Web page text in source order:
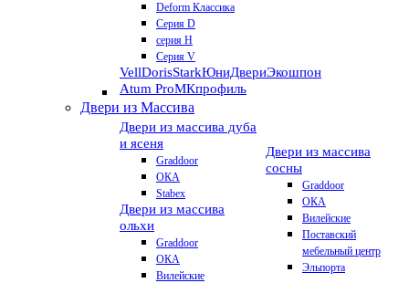
Deform Классика
Серия D
серия H
Серия V
VellDorisStarkЮниДвериЭкошпон
Atum ProМКпрофиль
Двери из Массива
Двери из массива дуба
и ясеня
Graddoor
ОКА
Stabex
Двери из массива
ольхи
Graddoor
ОКА
Вилейские
Двери из массива
сосны
Graddoor
ОКА
Вилейские
Поставский
мебельный центр
Эльпорта